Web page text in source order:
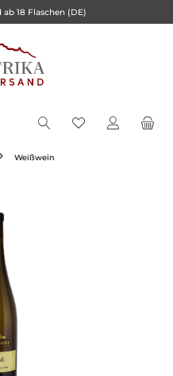
ab 18 Flaschen (DE)
Weißwein